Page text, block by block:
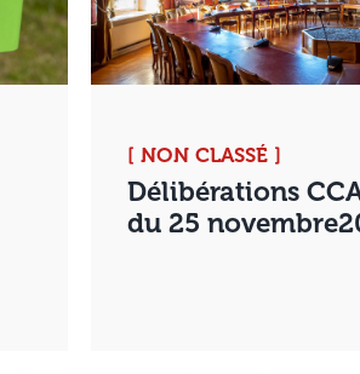
[ NON CLASSÉ ]
Délibérations
du 25